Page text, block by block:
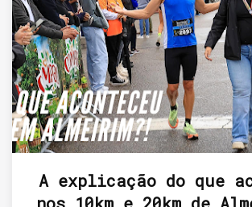
A explicação do que
nos 10km e 20km de